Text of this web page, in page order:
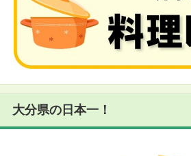
大分県の日本一！